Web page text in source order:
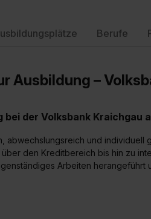
Berufe
Ausbildung –
der Volksbank Kraichgau
abwechslungsreich und individuell
den Kreditbereich bis hin zu
Arbeiten